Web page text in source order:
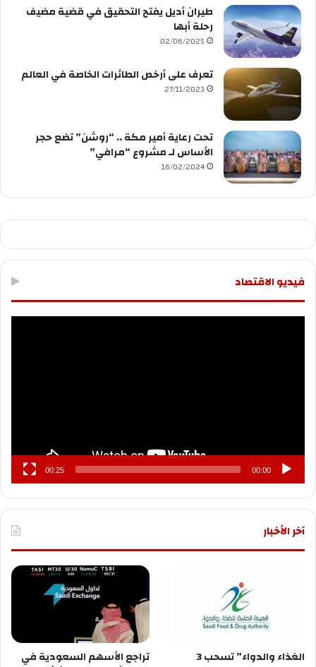
طيران أديل يفتح التحقيق في قضية مضيف
رحلة أبها
02/06/2025
تعرف على أرخص الطائرات الخاصة في العالم
27/11/2023
تحت رعاية أمير مكة .. “روشن” تضع حجر
الأساس لـ مشروع “مرافي”
16/02/2024
فيديو الاقتصاد
00:00
00:25
آخر الأخبار
الغذاء والدواء” تسحب 3
تراجع الأسهم السعودية في